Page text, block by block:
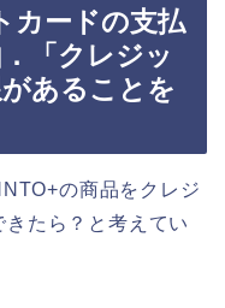
カードの支払
「クレジッ
あることを
の商品をクレジ
たら？と考えてい